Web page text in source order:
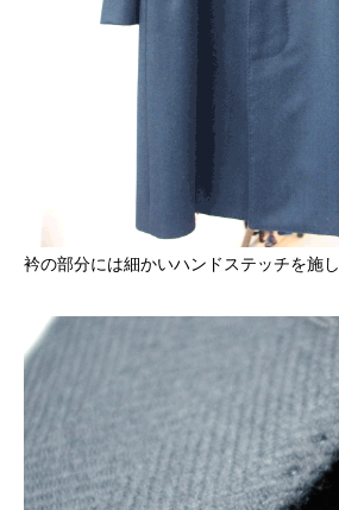
衿の部分には細かいハンドステッチを施し